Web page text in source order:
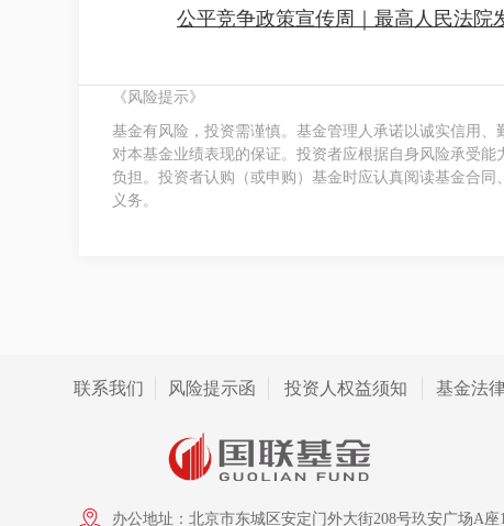
公平竞争政策宣传周｜最高人民法
《风险提示》
基金有风险，投资需谨慎。基金管理人承诺以诚实信用
对本基金业绩表现的保证。投资者应根据自身风险承受
负担。投资者认购（或申购）基金时应认真阅读基金合
义务。
联系我们 风险提示函 投资人权益须知 基金法
办公地址：北京市东城区安定门外大街208号玖安广场A座